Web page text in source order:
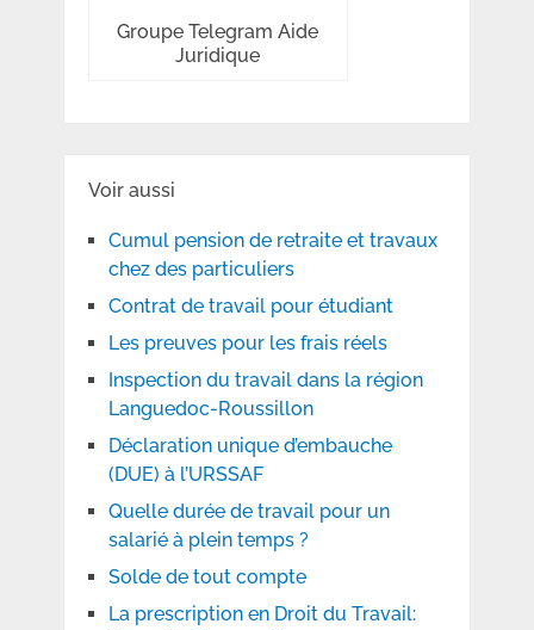
Groupe Telegram Aide
Juridique
Voir aussi
Cumul pension de retraite et travaux
chez des particuliers
Contrat de travail pour étudiant
Les preuves pour les frais réels
Inspection du travail dans la région
Languedoc-Roussillon
Déclaration unique d’embauche
(DUE) à l’URSSAF
Quelle durée de travail pour un
salarié à plein temps ?
Solde de tout compte
La prescription en Droit du Travail: